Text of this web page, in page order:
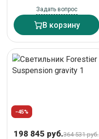
Задать вопрос
В корзину
−45%
198 845 руб.364 531 руб.